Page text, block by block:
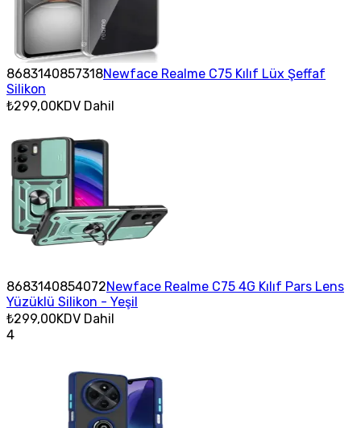
8683140857318Newface Realme C75 Kılıf Lüx Şeffaf
Silikon
₺299,00KDV Dahil
8683140854072Newface Realme C75 4G Kılıf Pars Lens
Yüzüklü Silikon - Yeşil
₺299,00KDV Dahil
4